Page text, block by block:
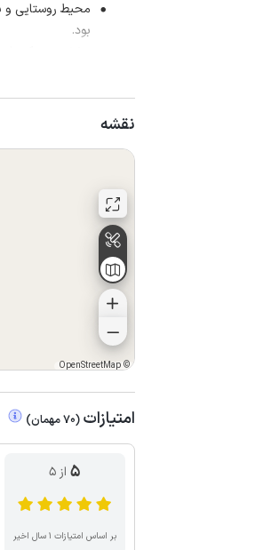
محیط روستایی و
بود.
نقشه
©
OpenStreetMap
امتیازات (
70مهمان)
5 از ۵
بر اساس امتیازات ۱ سال اخیر